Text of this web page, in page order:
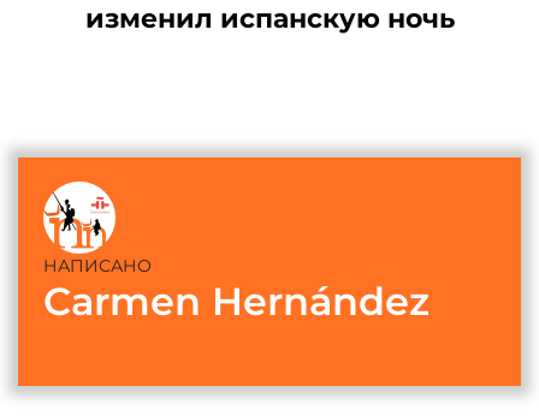
изменил испанскую ночь
НАПИСАНО
Carmen Hernández